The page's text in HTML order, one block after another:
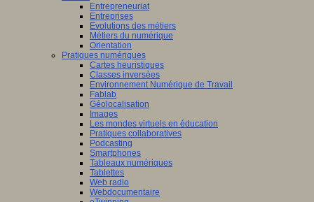
Entrepreneuriat
Entreprises
Evolutions des métiers
Métiers du numérique
Orientation
Pratiques numériques
Cartes heuristiques
Classes inversées
Environnement Numérique de Travail
Fablab
Géolocalisation
Images
Les mondes virtuels en éducation
Pratiques collaboratives
Podcasting
Smartphones
Tableaux numériques
Tablettes
Web radio
Webdocumentaire